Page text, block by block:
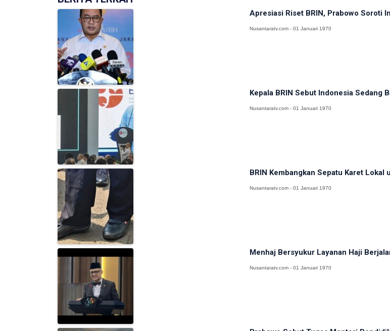
Apresiasi Riset BRIN, Prabowo Soroti
Nusantaratv.com - 01 Januari 1970
Kepala BRIN Sebut Indonesia Sedang
Nusantaratv.com - 01 Januari 1970
BRIN Kembangkan Sepatu Karet
Nusantaratv.com - 01 Januari 1970
Menhaj Bersyukur Layanan Haji
Nusantaratv.com - 01 Januari 1970